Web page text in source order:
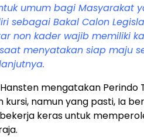
umum bagi Masyarakat
sebagai Bakal Calon
non kader wajib memiliki
menyatakan siap maju
mengatakan Perindo
namun yang pasti, Ia
keras untuk